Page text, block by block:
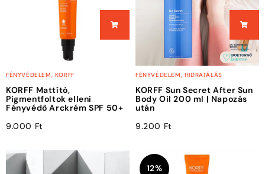
FÉNYVÉDELEM, KORFF
KORFF Mattító,
Pigmentfoltok elleni
Fényvédő Arckrém SPF 50+
9.000 Ft
FÉNYVÉDELEM, HIDRATÁLÁS
KORFF Sun Secret After Sun
Body Oil 200 ml | Napozás
után
9.200 Ft
12%